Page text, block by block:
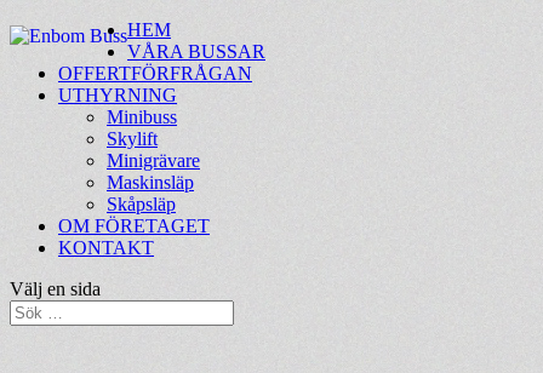
HEM
VÅRA BUSSAR
OFFERTFÖRFRÅGAN
UTHYRNING
Minibuss
Skylift
Minigrävare
Maskinsläp
Skåpsläp
OM FÖRETAGET
KONTAKT
Välj en sida